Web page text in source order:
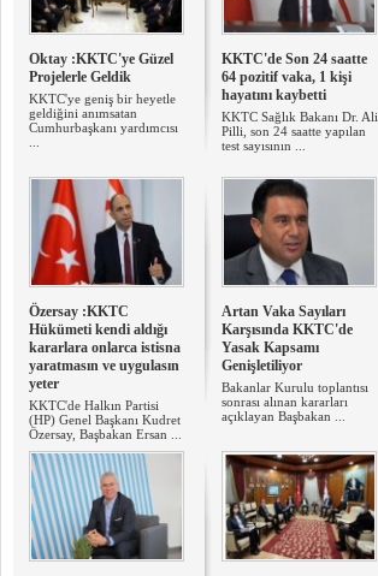
Oktay :KKTC'ye Güzel
Projelerle Geldik
KKTC'ye geniş bir heyetle
geldiğini anımsatan
Cumhurbaşkanı yardımcısı
KKTC'de Son 24 saatte
64 pozitif vaka, 1 kişi
hayatını kaybetti
KKTC Sağlık Bakanı Dr. Ali
Pilli, son 24 saatte yapılan
test sayısının ...
Özersay :KKTC
Hükümeti kendi aldığı
kararlara onlarca istisna
yaratmasın ve uygulasın
yeter
KKTC'de Halkın Partisi
(HP) Genel Başkanı Kudret
Özersay, Başbakan Ersan ...
Artan Vaka Sayıları
Karşısında KKTC'de
Yasak Kapsamı
Genişletiliyor
Bakanlar Kurulu toplantısı
sonrası alınan kararları
açıklayan Başbakan ...